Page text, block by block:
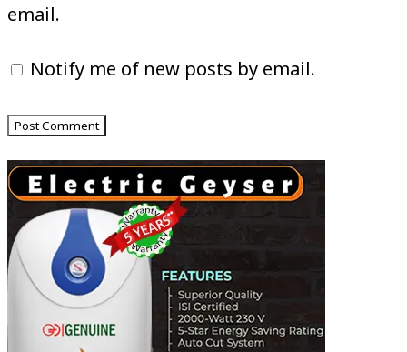
email.
Notify me of new posts by email.